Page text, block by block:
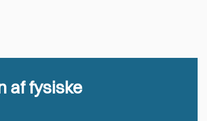
af fysiske